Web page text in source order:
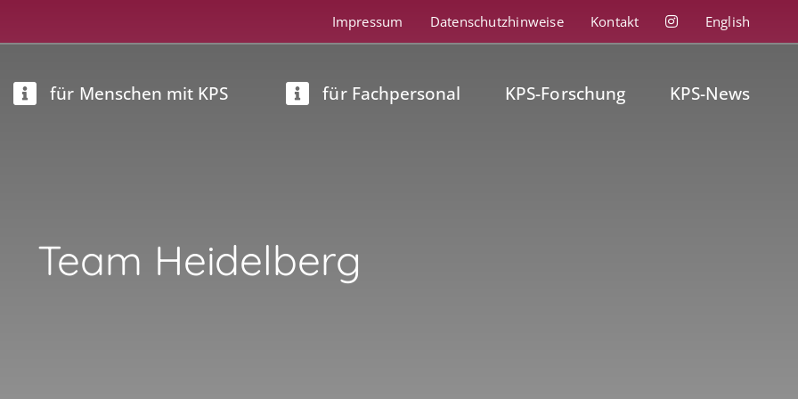
Impressum Datenschutzhinweise Kontakt English
für Menschen mit KPS für Fachpersonal KPS-Forschung KPS-News
Team Heidelberg